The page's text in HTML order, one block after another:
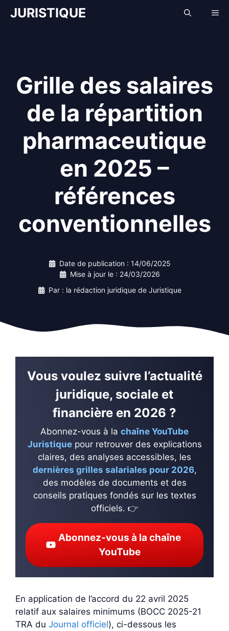
AllerJURISTIQUE
Grille des salaires
de la répartition
pharmaceutique
en 2025 –
références
conventionnelles
Date de publication : 14/06/2025
Mise à jour le : 24/03/2026
Par : la rédaction juridique de Juristique
Vous voulez suivre l’actualité
juridique, sociale et
financière en 2026 ?
Abonnez-vous à la chaîne YouTube
Juristiquepour retrouver des explications
claires, des analyses accessibles, les
dernières grilles salariales pour 2026,
des modèles de documents et des
conseils pratiques fondés sur les textes
officiels. 👉
Abonnez-vous à la chaîne
YouTube
En application de l’accord du 22 avril 2025
relatif aux salaires minimums (BOCC 2025-21
TRA du Journal officiel), ci-dessous les